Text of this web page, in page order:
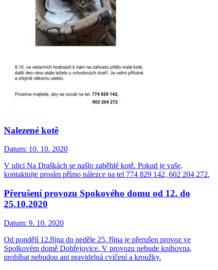
Nalezené kotě
Datum: 10. 10. 2020
V ulici Na Draškách se našlo zaběhlé kotě. Pokud je vaše,
kontaktujte prosím přímo nálezce na tel 774 829 142, 602 204 272.
Přerušení provozu Spokového domu od 12. do
25.10.2020
Datum: 9. 10. 2020
Od pondělí 12.října do neděle 25. října je přerušen provoz ve
Spolkovém domě Dobřejovice. V provozu nebude knihovna,
probíhat nebudou ani pravidelná cvičení a kroužky.